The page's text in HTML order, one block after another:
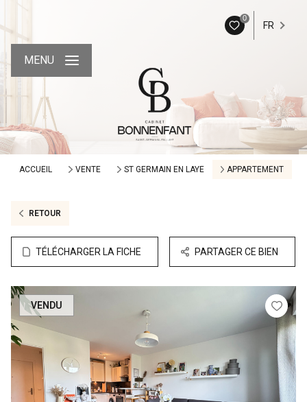
0
FR
MENU
ACCUEIL VENTE ST GERMAIN EN LAYE APPARTEMENT
RETOUR
TÉLÉCHARGER LA FICHE PARTAGER CE BIEN
VENDU